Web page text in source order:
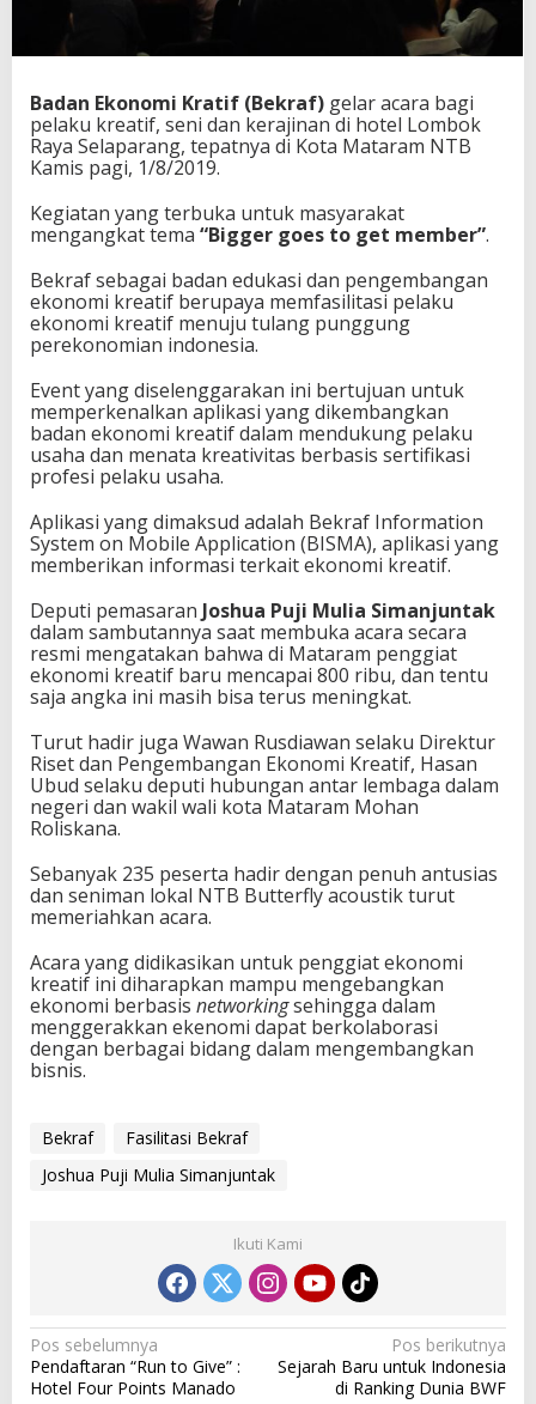
a
T
B
,
P
g
i
a
t
E
k
r
a
f
B
a
u
M
n
i
n
k
a
t
Badan Ekonomi Kratif (Bekraf) gelar acara bagi
pelaku kreatif, seni dan kerajinan di hotel Lombok
Raya Selaparang, tepatnya di Kota Mataram NTB
Kamis pagi, 1/8/2019.
Kegiatan yang terbuka untuk masyarakat
mengangkat tema “Bigger goes to get member”.
Bekraf sebagai badan edukasi dan pengembangan
ekonomi kreatif berupaya memfasilitasi pelaku
ekonomi kreatif menuju tulang punggung
perekonomian indonesia.
Event yang diselenggarakan ini bertujuan untuk
memperkenalkan aplikasi yang dikembangkan
badan ekonomi kreatif dalam mendukung pelaku
usaha dan menata kreativitas berbasis sertifikasi
profesi pelaku usaha.
Aplikasi yang dimaksud adalah Bekraf Information
System on Mobile Application (BISMA), aplikasi yang
memberikan informasi terkait ekonomi kreatif.
Deputi pemasaran Joshua Puji Mulia Simanjuntak
dalam sambutannya saat membuka acara secara
resmi mengatakan bahwa di Mataram penggiat
ekonomi kreatif baru mencapai 800 ribu, dan tentu
saja angka ini masih bisa terus meningkat.
Turut hadir juga Wawan Rusdiawan selaku Direktur
Riset dan Pengembangan Ekonomi Kreatif, Hasan
Ubud selaku deputi hubungan antar lembaga dalam
negeri dan wakil wali kota Mataram Mohan
Roliskana.
Sebanyak 235 peserta hadir dengan penuh antusias
dan seniman lokal NTB Butterfly acoustik turut
memeriahkan acara.
Acara yang didikasikan untuk penggiat ekonomi
kreatif ini diharapkan mampu mengebangkan
ekonomi berbasis networkingsehingga dalam
menggerakkan ekenomi dapat berkolaborasi
dengan berbagai bidang dalam mengembangkan
bisnis.
Bekraf
Fasilitasi Bekraf
Joshua Puji Mulia Simanjuntak
Ikuti Kami
N
a
Pos sebelumnya
Pendaftaran “Run to Give” :
Hotel Four Points Manado
Pos berikutnya
Sejarah Baru untuk Indonesia
di Ranking Dunia BWF